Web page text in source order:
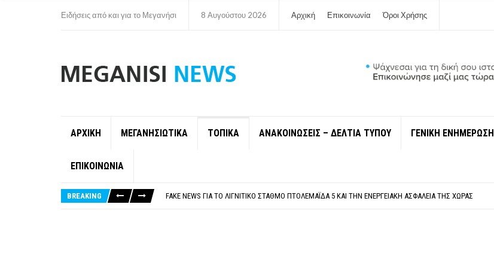
Ειδήσεις από και για το Μεγανήσι 8 Αυγούστου 2026 Αρχική Επικοινωνία Όροι Χρήσης
ΑΡΧΙΚΗ ΜΕΓΑΝΗΣΙΩΤΙΚΑ ΤΟΠΙΚΑ ΑΝΑΚΟΙΝΩΣΕΙΣ – ΔΕΛΤΙΑ ΤΥΠΟΥ ΓΕΝΙΚΗ ΕΝΗΜΕΡΩΣΗ
ΕΠΙΚΟΙΝΩΝΙΑ
BREAKING
FAKE NEWS ΓΙΑ ΤΟ ΛΙΓΝΙΤΙΚΌ ΣΤΑΘΜΌ ΠΤΟΛΕΜΑΪ́ΔΑ 5 ΚΑΙ ΤΗΝ ΕΝΕΡΓΕΙΑΚΉ ΑΣΦΆΛΕΙΑ ΤΗΣ ΧΏΡΑΣ